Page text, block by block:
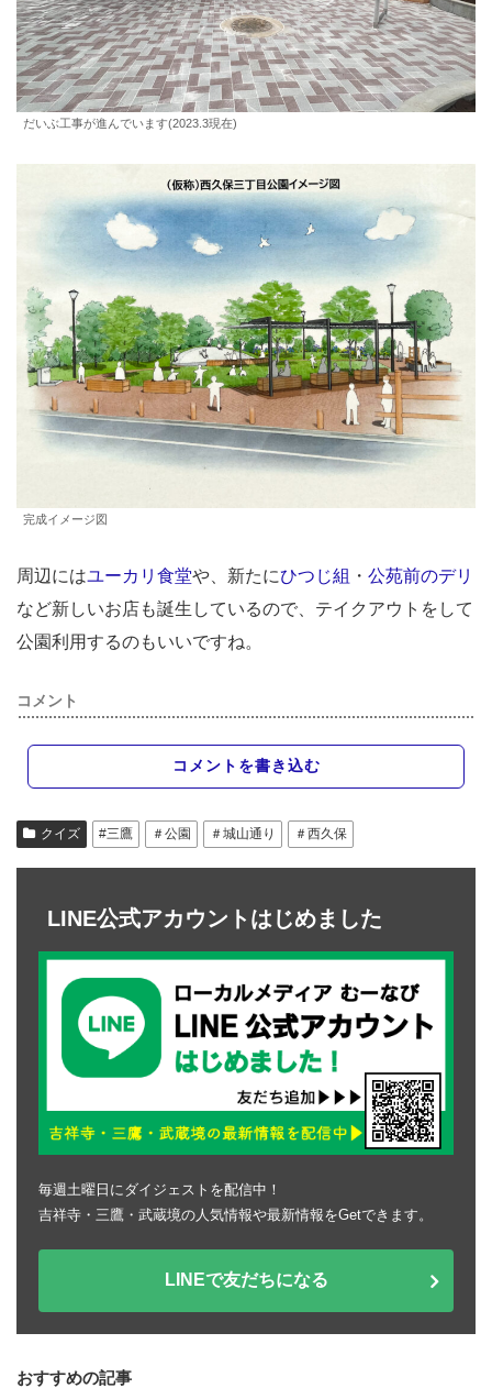
だいぶ工事が進んでいます(2023.3現在)
完成イメージ図
周辺にはユーカリ食堂や、新たにひつじ組 ・ 公苑前のデリ
など新しいお店も誕生しているので、テイクアウトをして
公園利用するのもいいですね。
コメント
コメントを書き込む
クイズ #三鷹 ＃公園 ＃城山通り ＃西久保
LINE公式アカウントはじめました
毎週土曜日にダイジェストを配信中！
吉祥寺・三鷹・武蔵境の人気情報や最新情報をGetできます。
LINEで友だちになる
おすすめの記事